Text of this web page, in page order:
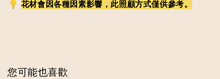
花材會因各種因素影響，此照顧方式僅供參考。
您可能也喜歡